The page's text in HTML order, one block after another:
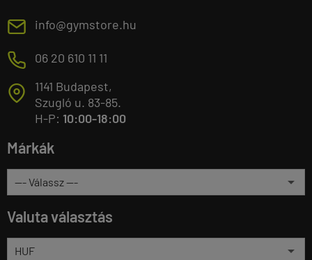
E info@gymstore.hu
M 06 20 610 11 11
T
1141 Budapest,
Szugló u. 83-85.
H-P: 10:00-18:00
Márkák
Valuta választás